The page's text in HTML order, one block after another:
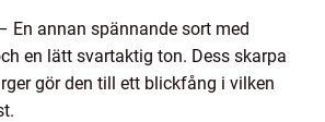
En annan spännande sort med
en lätt svartaktig ton. Dess skarpa
gör den till ett blickfång i vilken